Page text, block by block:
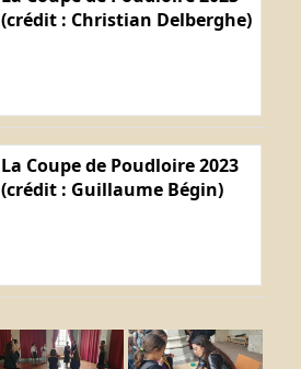
(crédit : Christian Delberghe)
La Coupe de Poudloire 2023
(crédit : Guillaume Bégin)